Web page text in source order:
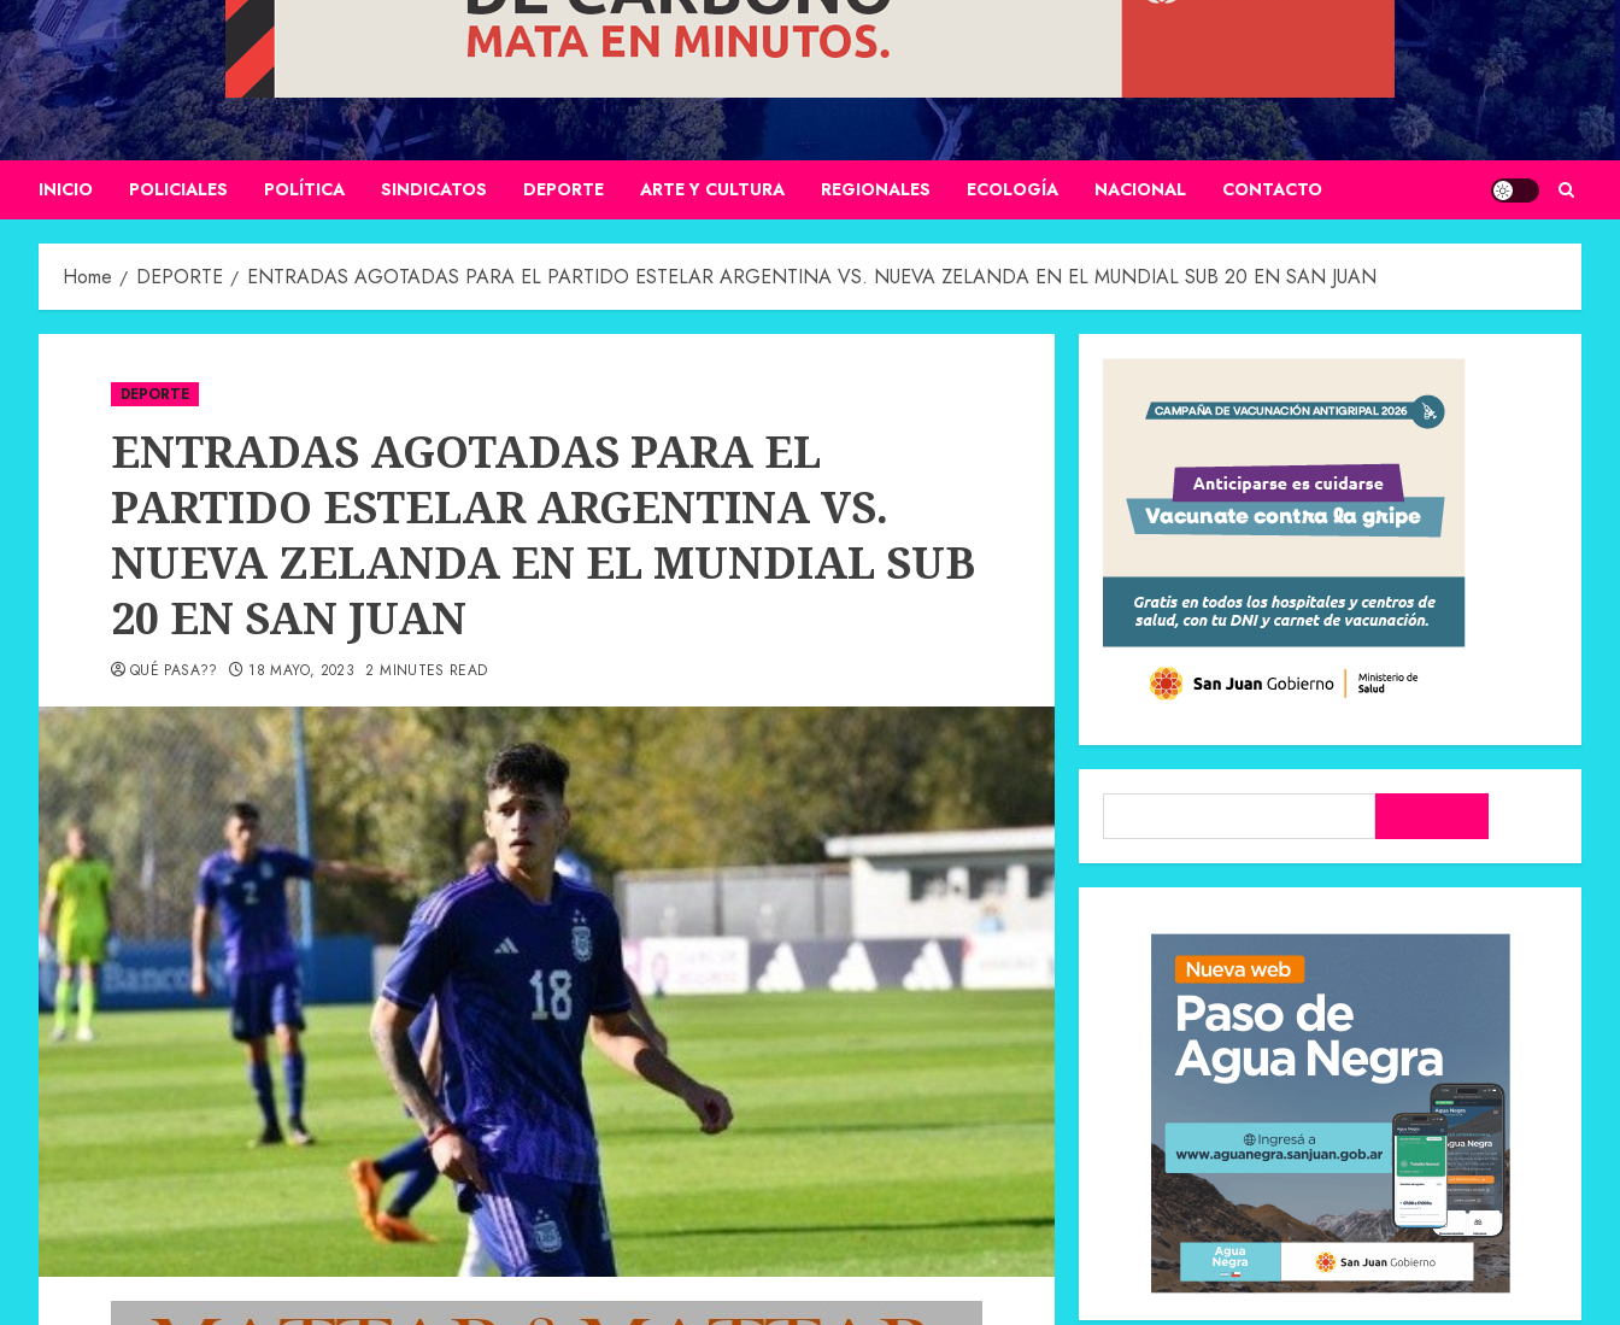
INICIO POLICIALES POLÍTICA SINDICATOS DEPORTE ARTE Y CULTURA REGIONALES ECOLOGÍA NACIONAL CONTACTO
Home DEPORTE ENTRADAS AGOTADAS PARA EL PARTIDO ESTELAR ARGENTINA VS. NUEVA ZELANDA EN EL MUNDIAL SUB 20 EN SAN JUAN
DEPORTE
ENTRADAS AGOTADAS PARA EL
PARTIDO ESTELAR ARGENTINA VS.
NUEVA ZELANDA EN EL MUNDIAL SUB
20 EN SAN JUAN
QUÉ PASA?? 18 MAYO, 2023 2 MINUTES READ